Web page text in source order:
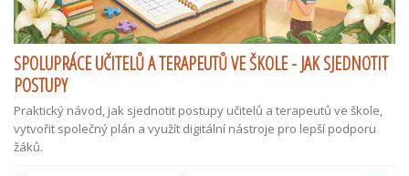
SPOLUPRÁCE UČITELŮ A TERAPEUTŮ VE ŠKOLE - JAK SJEDNOTIT
POSTUPY
Praktický návod, jak sjednotit postupy učitelů a terapeutů ve škole,
vytvořit společný plán a využít digitální nástroje pro lepší podporu
žáků.